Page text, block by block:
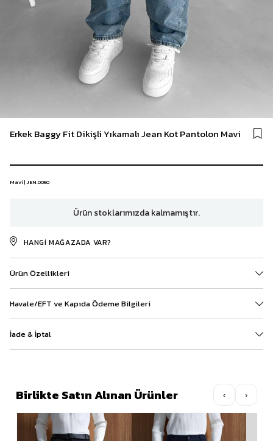
Erkek Baggy Fit Dikişli Yıkamalı Jean Kot Pantolon Mavi
Mavi | JEN.0050
Ürün stoklarımızda kalmamıştır.
HANGI MAĞAZADA VAR?
Ürün Özellikleri
Havale/EFT ve Kapıda Ödeme Bilgileri
İade & İptal
Birlikte Satın Alınan Ürünler ‹ ›